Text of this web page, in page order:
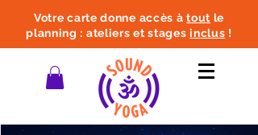
Votre carte donne accès àtout le
planning : ateliers et stagesinclus !